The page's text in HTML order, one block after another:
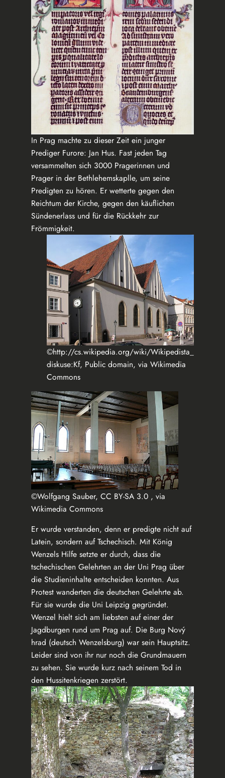
In Prag machte zu dieser Zeit ein junger
Prediger Furore: Jan Hus. Fast jeden Tag
versammelten sich 3000 Pragerinnen und
Prager in der Bethlehemskaplle, um seine
Predigten zu hören. Er wetterte gegen den
Reichtum der Kirche, gegen den käuflichen
Sündenerlass und für die Rückkehr zur
Frömmigkeit.
©http://cs.wikipedia.org/wiki/Wikipedista_
diskuse:Kf, Public domain, via Wikimedia
Commons
©Wolfgang Sauber, CC BY-SA 3.0 , via
Wikimedia Commons
Er wurde verstanden, denn er predigte nicht auf
Latein, sondern auf Tschechisch. Mit König
Wenzels Hilfe setzte er durch, dass die
tschechischen Gelehrten an der Uni Prag über
die Studieninhalte entscheiden konnten. Aus
Protest wanderten die deutschen Gelehrte ab.
Für sie wurde die Uni Leipzig gegründet.
Wenzel hielt sich am liebsten auf einer der
Jagdburgen rund um Prag auf. Die Burg Nový
hrad (deutsch Wenzelsburg) war sein Hauptsitz.
Leider sind von ihr nur noch die Grundmauern
zu sehen. Sie wurde kurz nach seinem Tod in
den Hussitenkriegen zerstört.